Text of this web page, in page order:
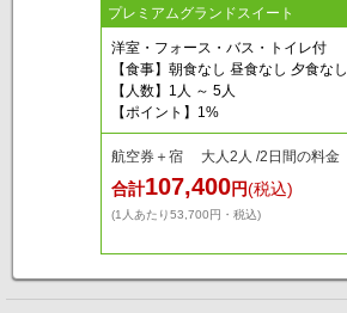
プレミアムグランドスイート
洋室・フォース・バス・トイレ付
【食事】朝食なし 昼食なし 夕食なし
【人数】1人 ～ 5人
【ポイント】1%
航空券＋宿 大人2人 /2日間の料金
合計107,400円(税込)
(1人あたり53,700円・税込)